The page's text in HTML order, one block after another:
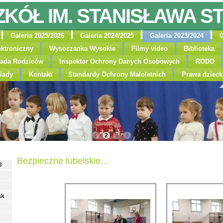
IM. STANISŁAWA
Galeria 2025/2026 Galeria 2024/2025 Galeria 2023/2024
Wysoczanka Wysokie Filmy video
Biblioteka
Rodziców
Inspektor Ochrony Danych Osobowych
RODO
Kontakt Standardy Ochrony Małoletnich Prawa
1 2 3 4
Bezpieczne lubelskie...